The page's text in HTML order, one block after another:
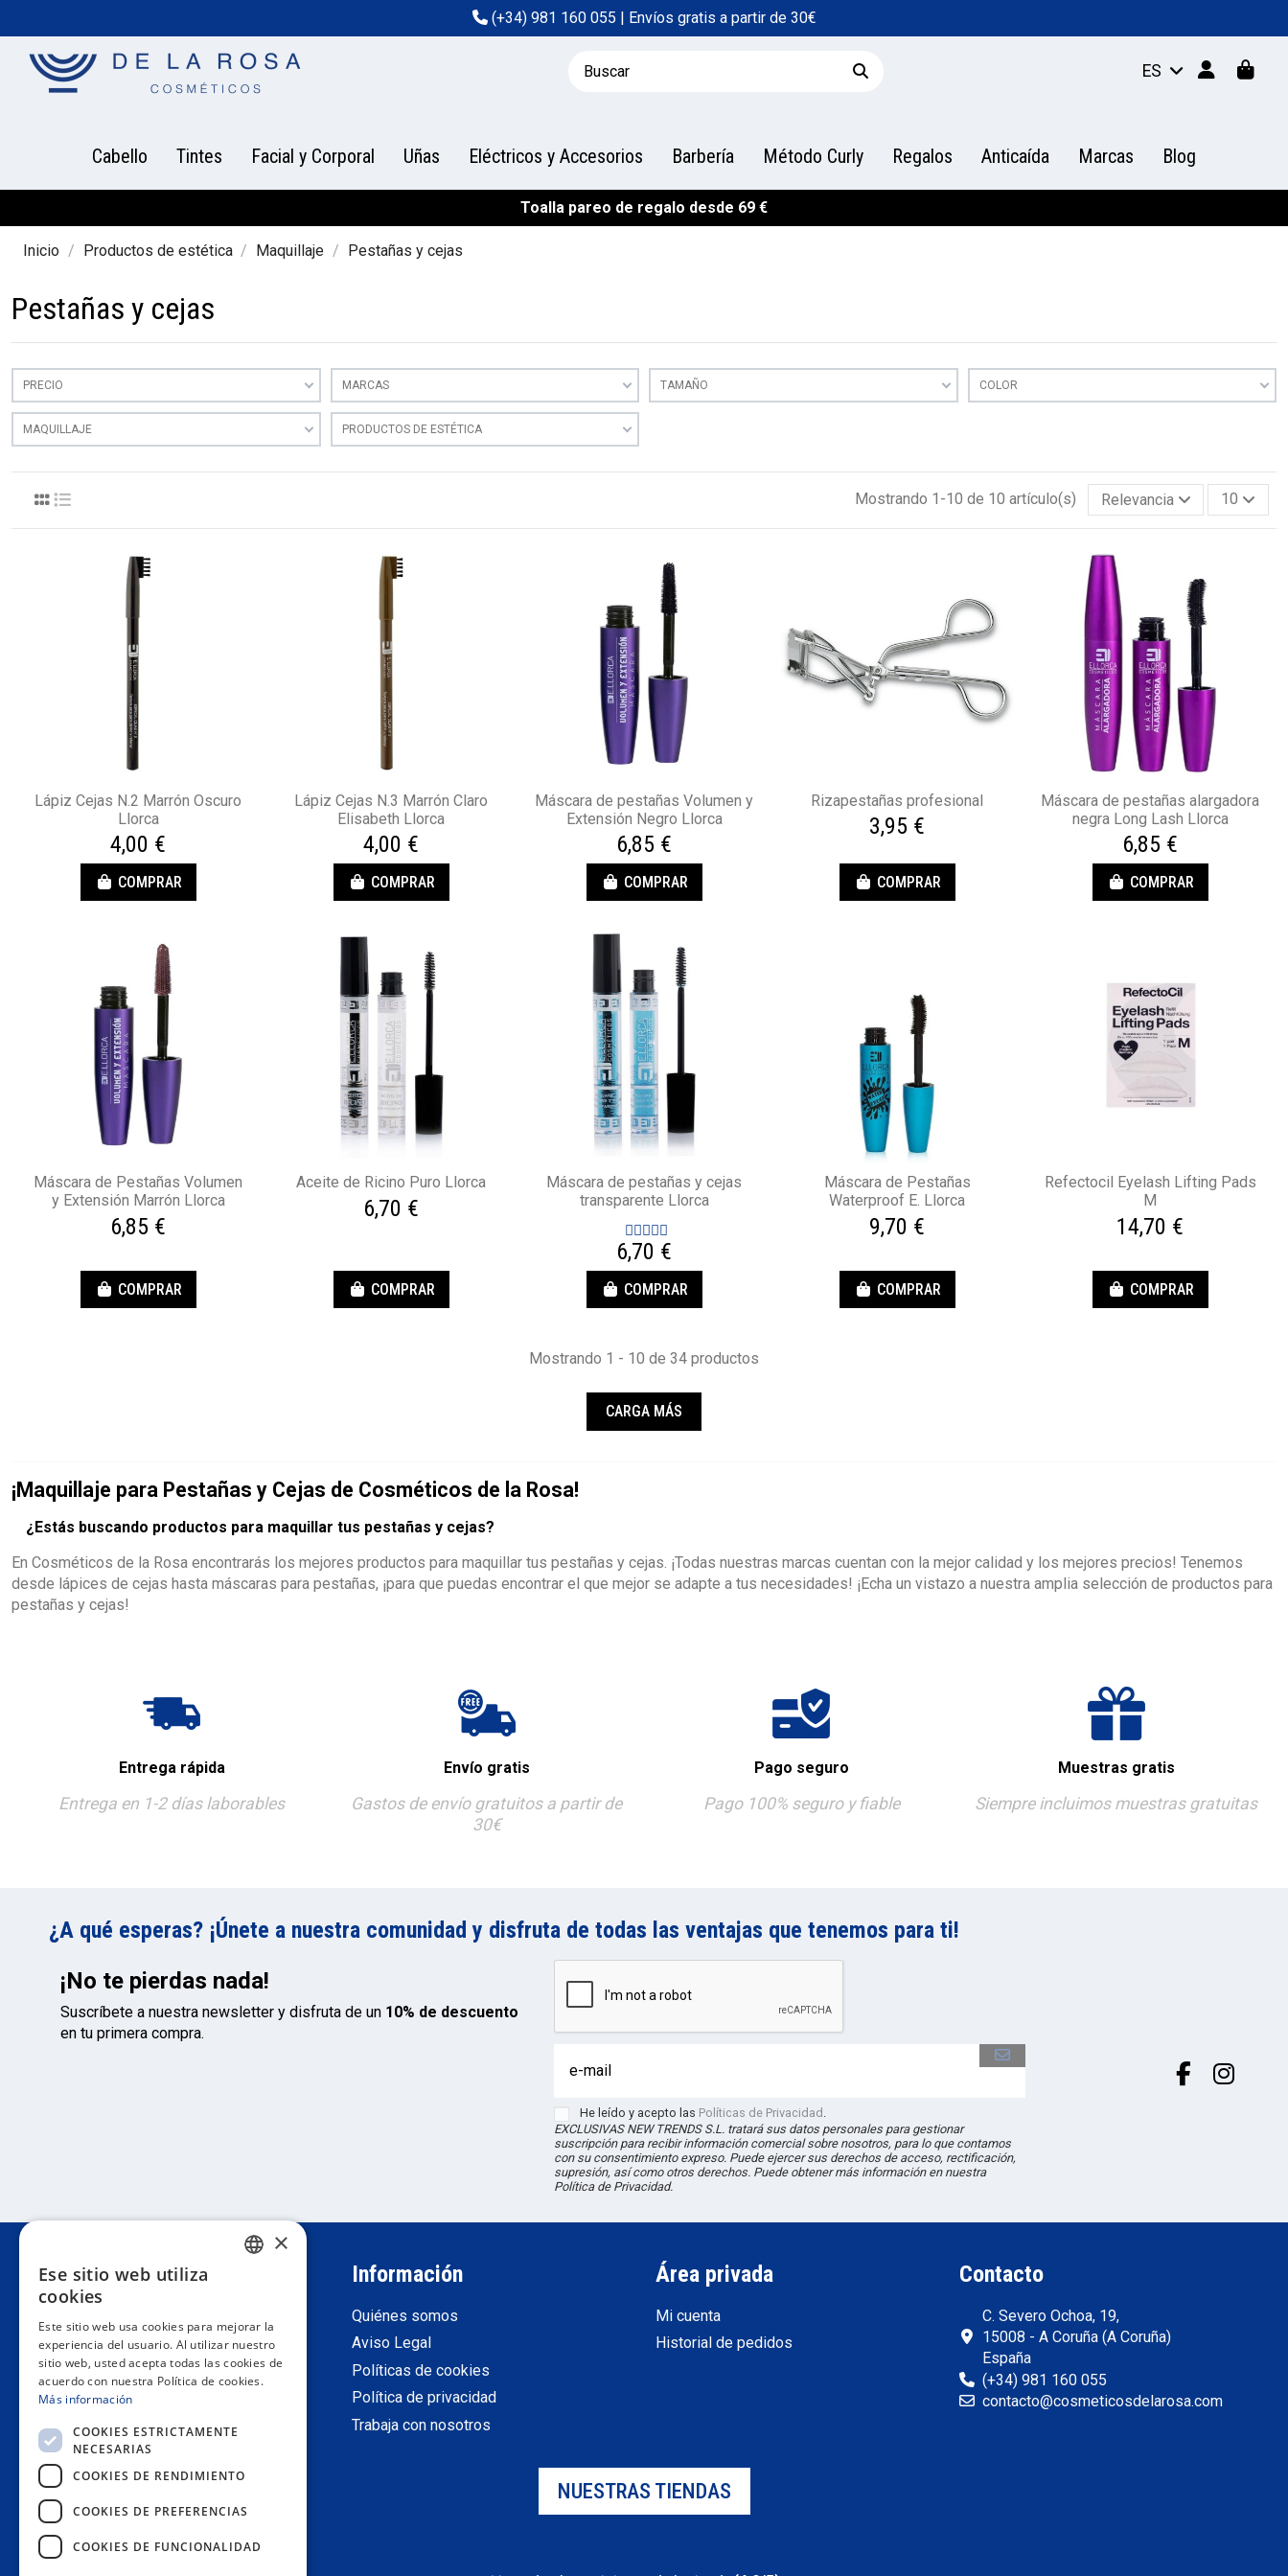
(+34) 981 160 055 | Envíos gratis a partir de 30€
ES
Cabello Tintes Facial y Corporal Uñas Eléctricos y Accesorios Barbería Método Curly Regalos Anticaída Marcas Blog
Toalla pareo de regalo desde 69 €
Inicio Productos de estética Maquillaje Pestañas y cejas
Pestañas y cejas
PRECIO MARCAS TAMAÑO COLOR
MAQUILLAJE PRODUCTOS DE ESTÉTICA
Mostrando 1-10 de 10 artículo(s) Relevancia 10
Lápiz Cejas N.2 Marrón Oscuro
Llorca
4,00 €
COMPRAR
Lápiz Cejas N.3 Marrón Claro
Elisabeth Llorca
4,00 €
COMPRAR
Máscara de pestañas Volumen y
Extensión Negro Llorca
6,85 €
COMPRAR
Rizapestañas profesional
3,95 €
COMPRAR
Máscara de pestañas alargadora
negra Long Lash Llorca
6,85 €
COMPRAR
Máscara de Pestañas Volumen
y Extensión Marrón Llorca
6,85 €
COMPRAR
Aceite de Ricino Puro Llorca
6,70 €
COMPRAR
Máscara de pestañas y cejas
transparente Llorca
6,70 €
COMPRAR
Máscara de Pestañas
Waterproof E. Llorca
9,70 €
COMPRAR
Refectocil Eyelash Lifting Pads
M
14,70 €
COMPRAR
Mostrando 1 - 10 de 34 productos
CARGA MÁS
¡Maquillaje para Pestañas y Cejas de Cosméticos de la Rosa!
¿Estás buscando productos para maquillar tus pestañas y cejas?
En Cosméticos de la Rosa encontrarás los mejores productos para maquillar tus pestañas y cejas. ¡Todas nuestras marcas cuentan con la mejor calidad y los mejores precios! Tenemos
desde lápices de cejas hasta máscaras para pestañas, ¡para que puedas encontrar el que mejor se adapte a tus necesidades! ¡Echa un vistazo a nuestra amplia selección de productos para
pestañas y cejas!
Entrega rápida
Entrega en 1-2 días laborables
Envío gratis
Gastos de envío gratuitos a partir de
30€
Pago seguro
Pago 100% seguro y fiable
Muestras gratis
Siempre incluimos muestras gratuitas
¿A qué esperas? ¡Únete a nuestra comunidad y disfruta de todas las ventajas que tenemos para ti!
¡No te pierdas nada!
Suscríbete a nuestra newsletter y disfruta de un 10% de descuento
en tu primera compra.
He leído y acepto las Políticas de Privacidad .
EXCLUSIVAS NEW TRENDS S.L. tratará sus datos personales para gestionar
suscripción para recibir información comercial sobre nosotros, para lo que contamos
con su consentimiento expreso. Puede ejercer sus derechos de acceso, rectificación,
supresión, así como otros derechos. Puede obtener más información en nuestra
Política de Privacidad.
Atención al cliente
Devoluciones
Condiciones generales de venta
Contacta con nosotros
Información
Quiénes somos
Aviso Legal
Políticas de cookies
Política de privacidad
Trabaja con nosotros
Área privada
Mi cuenta
Historial de pedidos
Contacto
C. Severo Ochoa, 19,
15008 - A Coruña (A Coruña)
España
(+34) 981 160 055
contacto@cosmeticosdelarosa.com
NUESTRAS TIENDAS
ENGLISH
ITALIAN
×
Ese sitio web utiliza
cookies
Este sitio web usa cookies para mejorar la
experiencia del usuario. Al utilizar nuestro
sitio web, usted acepta todas las cookies de
acuerdo con nuestra Política de cookies.
Más información
COOKIES ESTRICTAMENTE
NECESARIAS
COOKIES DE RENDIMIENTO
COOKIES DE PREFERENCIAS
COOKIES DE FUNCIONALIDAD